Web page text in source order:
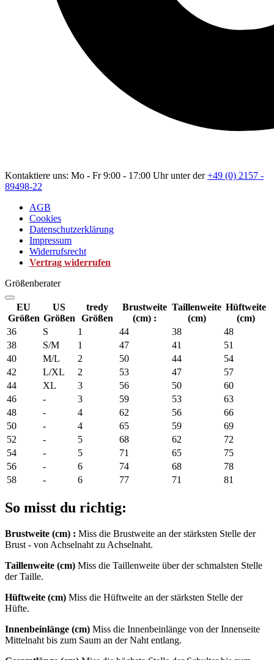
Kontaktiere uns: Mo - Fr 9:00 - 17:00 Uhr unter der+49 (0) 2157 -
89498-22
AGB
Cookies
Datenschutzerklärung
Impressum
Widerrufsrecht
Vertrag widerrufen
Größenberater
EU
Größen
US
Größen
tredy
Größen
Brustweite
(cm) :
Taillenweite
(cm)
Hüftweite
(cm)
36
S 1 44 38
48
38
S/M 1 47 41
51
40
M/L 2 50 44
54
42
L/XL 2 53 47
57
44
XL 3 56 50
60
46
- 3 59 53
63
48
- 4 62 56
66
50
- 4 65 59
69
52
- 5 68 62
72
54
- 5 71 65
75
56
- 6 74 68
78
58
- 6 77 71 81
So misst du richtig:
Brustweite (cm) : Miss die Brustweite an der stärksten Stelle der
Brust - von Achselnaht zu Achselnaht.
Taillenweite (cm) Miss die Taillenweite über der schmalsten Stelle
der Taille.
Hüftweite (cm) Miss die Hüftweite an der stärksten Stelle der
Hüfte.
Innenbeinlänge (cm) Miss die Innenbeinlänge von der Innenseite
Mittelnaht bis zum Saum an der Naht entlang.